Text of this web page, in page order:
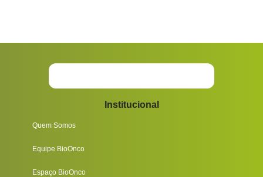
Institucional
Quem Somos
Equipe BioOnco
Espaço BioOnco